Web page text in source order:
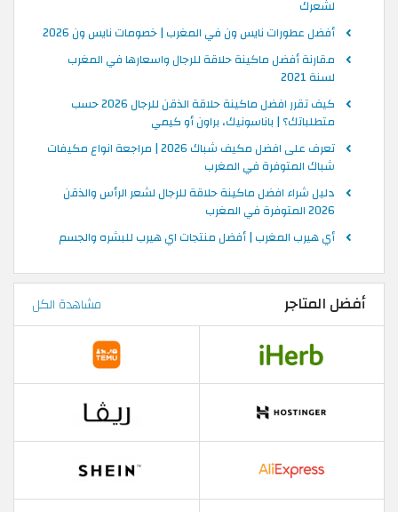
لشعرك
أفضل عطورات نايس ون في المغرب | خصومات نايس ون 2026
مقارنة أفضل ماكينة حلاقة للرجال واسعارها في المغرب
لسنة 2021
كيف تقرر افضل ماكينة حلاقة الذقن للرجال 2026 حسب
متطلباتك؟ | باناسونيك، براون أو كيمي
تعرف على افضل مكيف شباك 2026 | مراجعة انواع مكيفات
شباك المتوفرة في المغرب
دليل شراء افضل ماكينة حلاقة للرجال لشعر الرأس والذقن
2026 المتوفرة في المغرب
أي هيرب المغرب | أفضل منتجات اي هيرب للبشره والجسم
أفضل المتاجر مشاهدة الكل